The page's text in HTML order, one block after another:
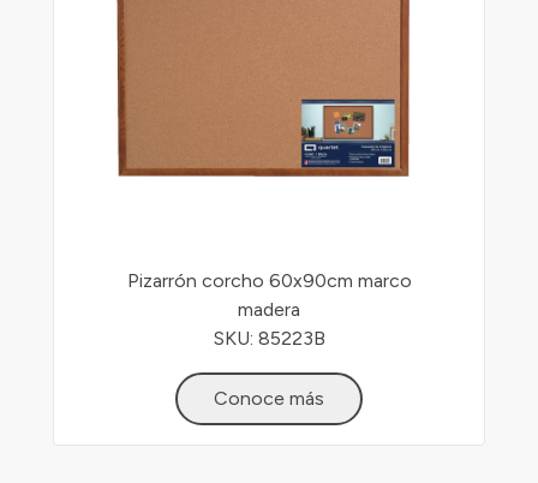
Pizarrón corcho 60x90cm marco
madera
SKU: 85223B
Conoce más